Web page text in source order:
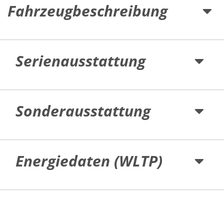
Fahrzeugbeschreibung
Serienausstattung
Sonderausstattung
Energiedaten (WLTP)